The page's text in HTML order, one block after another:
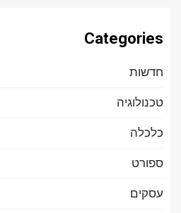
Categories
חדשות
טכנולוגיה
כלכלה
ספורט
עסקים